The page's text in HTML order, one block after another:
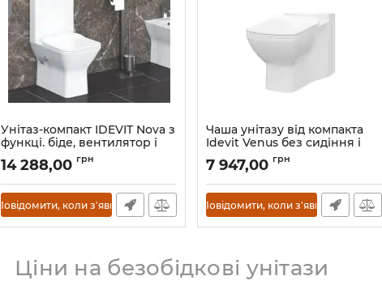
Унітаз-компакт IDEVIT Nova з
функці. біде, вентилятор і
Артикул:SETK3504-0317-001-1-6200
14 288,00 грн
Повідомити, коли з'явиться
Чаша унітазу від компакта
Idevit Venus без сидіння і
Артикул:0604-0305
7 947,00 грн
Повідомити, коли з'явиться
Ціни на безобідкові унітази